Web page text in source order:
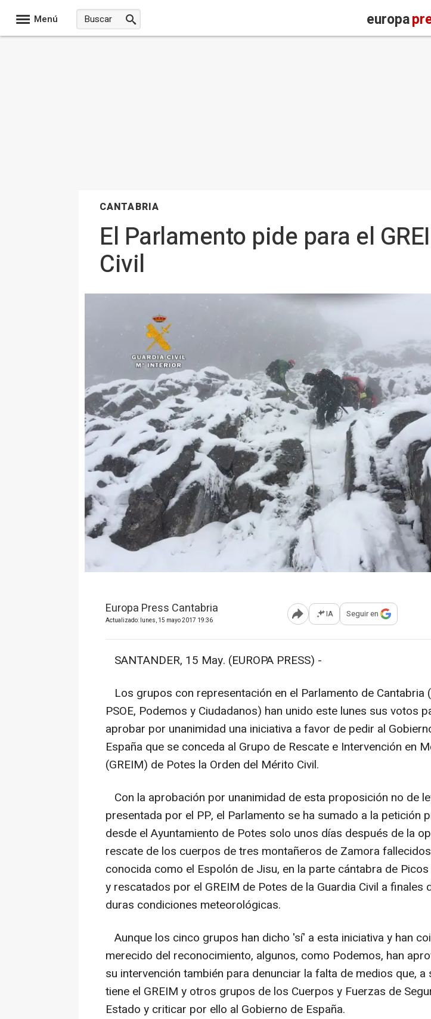
Menú europa
CANTABRIA
El Parlamento pide para el
Civil
Europa Press Cantabria
Actualizado: lunes, 15 mayo 2017 19:36 Abrir opciones para compartir
IA Seguir en
SANTANDER, 15 May. (EUROPA PRESS) -
Los grupos con representación en el Parlamento de Cantabria
PSOE, Podemos y Ciudadanos) han unido este lunes sus votos
aprobar por unanimidad una iniciativa a favor de pedir al
España que se conceda al Grupo de Rescate e Intervención en
(GREIM) de Potes la Orden del Mérito Civil.
Con la aprobación por unanimidad de esta proposición no de
presentada por el PP, el Parlamento se ha sumado a la petición
desde el Ayuntamiento de Potes solo unos días después de la
rescate de los cuerpos de tres montañeros de Zamora
conocida como el Espolón de Jisu, en la parte cántabra de
y rescatados por el GREIM de Potes de la Guardia Civil a finales
duras condiciones meteorológicas.
Aunque los cinco grupos han dicho 'sí' a esta iniciativa y han
merecido del reconocimiento, algunos, como Podemos, han
su intervención también para denunciar la falta de medios que, a
tiene el GREIM y otros grupos de los Cuerpos y Fuerzas de
Estado y criticar por ello al Gobierno de España.